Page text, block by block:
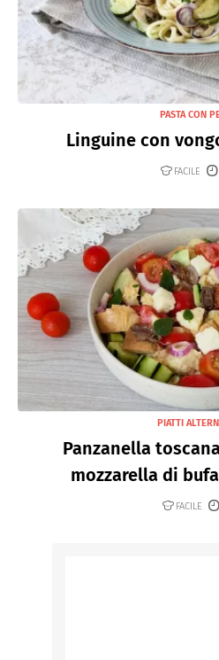
PASTA CON
Linguine con
FACILE
PIATTI
Panzanella
mozzarella di
FACILE